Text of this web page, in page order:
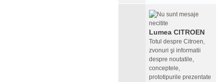
Lumea CITROEN
Totul despre Citroen,
zvonuri şi informatii
despre noutatile,
conceptele,
prototipurile prezentate